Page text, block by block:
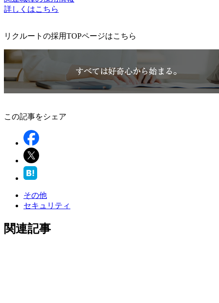
詳しくはこちら
リクルートの採用TOPページはこちら
この記事をシェア
その他
セキュリティ
関連記事